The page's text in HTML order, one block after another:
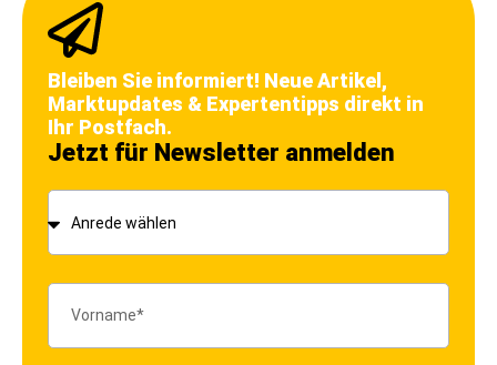
Bleiben Sie informiert! Neue Artikel,
Marktupdates & Expertentipps direkt in
Ihr Postfach.
Jetzt für Newsletter anmelden